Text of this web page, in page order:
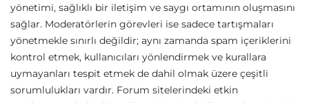
yönetimi, sağlıklı bir iletişim ve saygı ortamının oluşmasını
sağlar. Moderatörlerin görevleri ise sadece tartışmaları
yönetmekle sınırlı değildir; aynı zamanda spam içeriklerini
kontrol etmek, kullanıcıları yönlendirmek ve kurallara
uymayanları tespit etmek de dahil olmak üzere çeşitli
sorumlulukları vardır. Forum sitelerindeki etkin